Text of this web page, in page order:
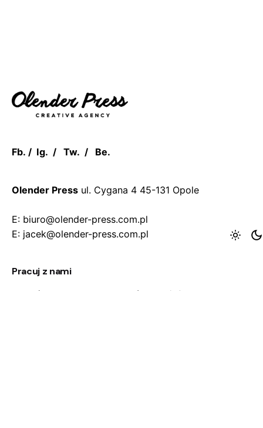
Fb. / Ig. / Tw. / Be.
Olender Press ul. Cygana 4 45-131 Opole
E: biuro@olender-press.com.pl
E: jacek@olender-press.com.pl
Pracuj z nami
Jesteś zainteresowany współpracą/ofertą?